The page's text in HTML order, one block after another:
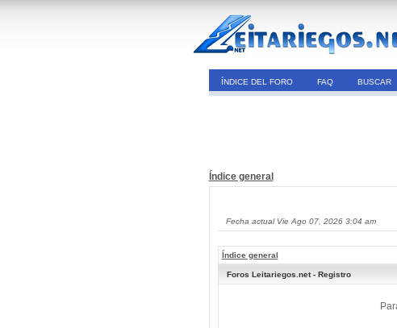
ÍNDICE DEL FORO FAQ BUSCAR
Índice general
Fecha actual Vie Ago 07, 2026 3:04 am
Índice general
Foros Leitariegos.net - Registro